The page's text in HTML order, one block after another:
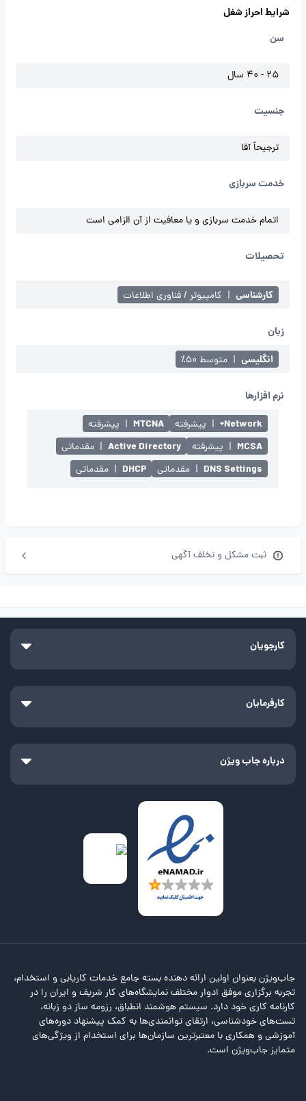
شرایط احراز شغل
سن
25 - 40 سال
جنسیت
ترجیحاً آقا
خدمت سربازی
اتمام خدمت سربازی و یا معافیت از آن الزامی است
تحصیلات
کارشناسی | کامپیوتر / فناوری اطلاعات
زبان
انگلیسی | متوسط ۵۰٪
نرم افزارها
Network+
| پیشرفته MTCNA
| پیشرفته
MCSA
| پیشرفته Active Directory
| مقدماتی
DNS Settings
| مقدماتی DHCP
| مقدماتی
ثبت مشکل و تخلف آگهی
کارجویان
کارفرمایان
درباره جاب ویژن
جاب‌ویژن بعنوان اولین ارائه دهنده بسته جامع خدمات کاریابی و استخدام،
تجربه برگزاری موفق ادوار مختلف نمایشگاه‌های کار شریف و ایران را در
کارنامه کاری خود دارد. سیستم هوشمند انطباق، رزومه ساز دو زبانه،
تست‌های خودشناسی، ارتقای توانمندی‌ها به کمک پیشنهاد دوره‌های
آموزشی و همکاری با معتبرترین سازمان‌ها برای استخدام از ویژگی‌های
متمایز جاب‌ویژن است.